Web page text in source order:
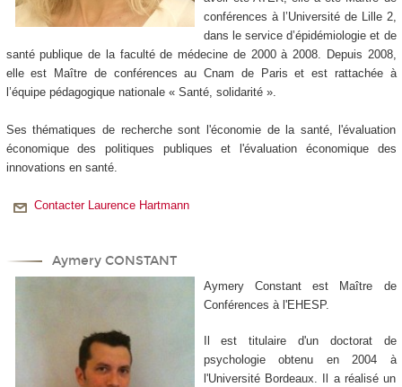
conférences à l’Université de Lille 2,
dans le service d’épidémiologie et de
santé publique de la faculté de médecine de 2000 à 2008. Depuis 2008,
elle est Maître de conférences au Cnam de Paris et est rattachée à
l’équipe pédagogique nationale « Santé, solidarité ».
Ses thématiques de recherche sont l'économie de la santé, l'évaluation
économique des politiques publiques et l'évaluation économique des
innovations en santé.
Contacter Laurence Hartmann
Aymery CONSTANT
Aymery Constant est Maître de
Conférences à l'EHESP.
Il est titulaire d'un doctorat de
psychologie obtenu en 2004 à
l'Université Bordeaux. Il a réalisé un